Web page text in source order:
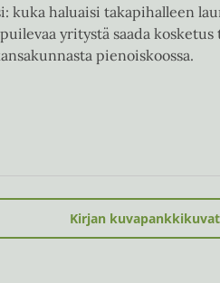
haluaisi takapihalleen
yritystä saada kosketus
pienoiskoossa.
Kirjan kuvapankkikuvat